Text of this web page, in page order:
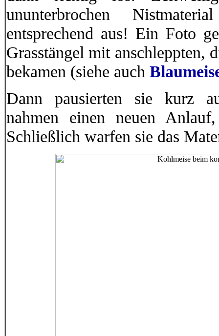
ununterbrochen
entsprechend aus! Ein Foto
Grasstängel mit anschleppten,
bekamen (siehe auch
Dann pausierten sie kurz
nahmen einen neuen
Schließlich warfen sie das